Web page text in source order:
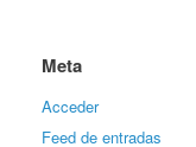
Meta
Acceder
Feed de entradas